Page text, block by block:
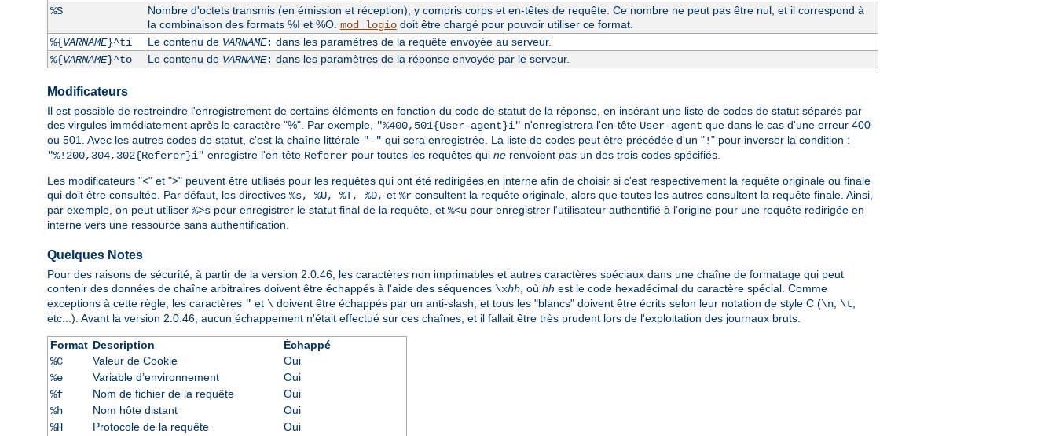
%S
Nombre d'octets transmis (en émission et réception), y compris corps et en-têtes de requête. Ce nombre ne peut pas être nul, et il correspond à
la combinaison des formats %I et %O. mod_logiodoit être chargé pour pouvoir utiliser ce format.
%{VARNAME}^ti Le contenu de VARNAME: dans les paramètres de la requête envoyée au serveur.
%{VARNAME}^to Le contenu de VARNAME: dans les paramètres de la réponse envoyée par le serveur.
Modificateurs
Il est possible de restreindre l'enregistrement de certains éléments en fonction du code de statut de la réponse, en insérant une liste de codes de statut séparés par
des virgules immédiatement après le caractère "%". Par exemple,
"%400,501{User-agent}i" n'enregistrera l'en-tête User-agent que dans le cas d'une erreur 400
ou 501. Avec les autres codes de statut, c'est la chaîne littérale "-" qui sera enregistrée. La liste de codes peut être précédée d'un "!" pour inverser la condition :
"%!200,304,302{Referer}i" enregistre l'en-tête Referer pour toutes les requêtes qui ne renvoient pas un des trois codes spécifiés.
Les modificateurs "<" et ">" peuvent être utilisés pour les requêtes qui ont été redirigées en interne afin de choisir si c'est respectivement la requête originale ou finale
qui doit être consultée. Par défaut, les directives %s, %U, %T, %D, et %r consultent la requête originale, alors que toutes les autres consultent la requête finale. Ainsi,
par exemple, on peut utiliser %>s pour enregistrer le statut final de la requête, et %<u pour enregistrer l'utilisateur authentifié à l'origine pour une requête redirigée en
interne vers une ressource sans authentification.
Quelques Notes
Pour des raisons de sécurité, à partir de la version 2.0.46, les caractères non imprimables et autres caractères spéciaux dans une chaîne de formatage qui peut
contenir des données de chaîne arbitraires doivent être échappés à l'aide des séquences \xhh, où hh est le code hexadécimal du caractère spécial. Comme
exceptions à cette règle, les caractères " et \ doivent être échappés par un anti-slash, et tous les "blancs" doivent être écrits selon leur notation de style C (\n, \t,
etc...). Avant la version 2.0.46, aucun échappement n'était effectué sur ces chaînes, et il fallait être très prudent lors de l'exploitation des journaux bruts.
Format Description
Échappé
%C
Valeur de Cookie
Oui
%e
Variable d’environnement
Oui
%f
Nom de fichier de la requête
Oui
%h
Nom hôte distant
Oui
%H
Protocole de la requête
Oui